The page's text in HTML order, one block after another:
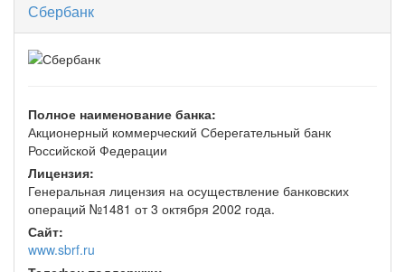
Сбербанк
Полное наименование банка:
Акционерный коммерческий Сберегательный банк
Российской Федерации
Лицензия:
Генеральная лицензия на осуществление банковских
операций №1481 от 3 октября 2002 года.
Сайт:
www.sbrf.ru